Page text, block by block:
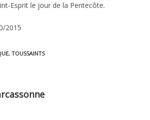
Esprit le jour de la Pentecôte.
2015
, TOUSSAINTS